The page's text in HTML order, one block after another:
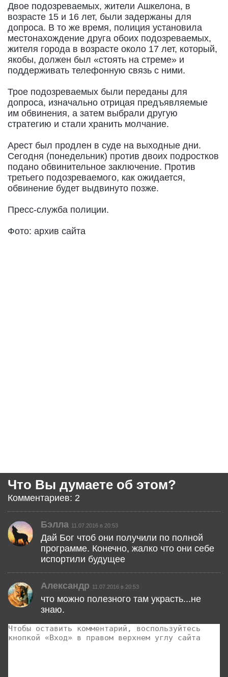
Двое подозреваемых, жители Ашкелона, в
возрасте 15 и 16 лет, были задержаны для
допроса. В то же время, полиция установила
местонахождение друга обоих подозреваемых,
жителя города в возрасте около 17 лет, который,
якобы, должен был «стоять на стреме» и
поддерживать телефонную связь с ними.
Трое подозреваемых были переданы для
допроса, изначально отрицая предъявляемые
им обвинения, а затем выбрали другую
стратегию и стали хранить молчание.
Арест был продлен в суде на выходные дни.
Сегодня (понедельник) против двоих подростков
подано обвинительное заключение. Против
третьего подозреваемого, как ожидается,
обвинение будет выдвинуто позже.
Пресс-служба полиции.
Фото: архив сайта
Что Вы думаете об этом?
Комментариев: 2
Бэлла 11.07.2016 в 20:53
Дай Бог чтоб они получили по полной
программе. Конечно, жалко что они себе
испортили будущее
Александр 11.07.2016 в 20:53
что можно полезного там украсть...не
знаю.